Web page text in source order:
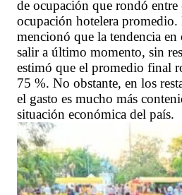
de ocupación que rondó
ocupación hotelera promedio.
mencionó que la tendencia en
salir a último momento, sin
estimó que el promedio final
75 %. No obstante, en los
el gasto es mucho más
situación económica del país.